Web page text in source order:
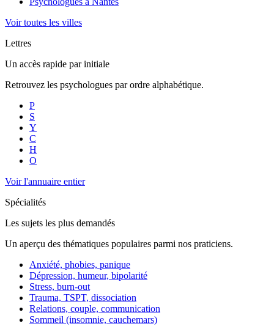
Voir toutes les villes
Lettres
Un accès rapide par initiale
Retrouvez les psychologues par ordre alphabétique.
P
S
Y
C
H
O
Voir l'annuaire entier
Spécialités
Les sujets les plus demandés
Un aperçu des thématiques populaires parmi nos praticiens.
Anxiété, phobies, panique
Dépression, humeur, bipolarité
Stress, burn-out
Trauma, TSPT, dissociation
Relations, couple, communication
Sommeil (insomnie, cauchemars)